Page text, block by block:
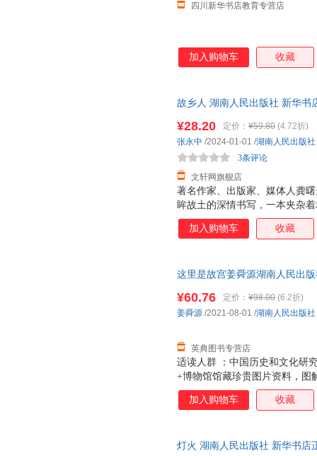
四川新华书店教育专营店
加入购物车 收藏
故乡人 湖南人民出版社 新华书
著名作家、出版家、媒体人龚
眸故土的深情书写，一本夹杂
鸿洲、蔡测海、李跃龙、龚旭
画，笔墨间浸透着温暖动容的
¥28.20 定价： ¥59.80 (4.72折)
文轩网旗舰店
3条评论
张永中 /2024-01-01 /湖南人民出版社
加入购物车 收藏
这里是故宫姜舜源湖南人民出版
适读人群 ：中国历史和文化研
+博物馆馆藏珍贵图片资料，图
谨：翻阅、考证、引用近300
不为人知的历史文化细节，每
页设计，内文高清全彩印制
¥60.76 定价： ¥98.00 (6.2折)
英典图书专营店
姜舜源 /2021-08-01 /湖南人民出版社
加入购物车 收藏
灯火 湖南人民出版社 新华书店